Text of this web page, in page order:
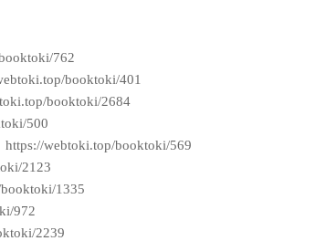
762
booktoki/401
booktoki/2684
500
webtoki.top/booktoki/569
2123
1335
972
2239